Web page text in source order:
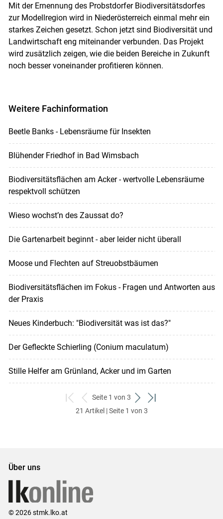
Mit der Ernennung des Probstdorfer Biodiversitätsdorfes
zur Modellregion wird in Niederösterreich einmal mehr ein
starkes Zeichen gesetzt. Schon jetzt sind Biodiversität und
Landwirtschaft eng miteinander verbunden. Das Projekt
wird zusätzlich zeigen, wie die beiden Bereiche in Zukunft
noch besser voneinander profitieren können.
Weitere Fachinformation
Beetle Banks - Lebensräume für Insekten
Blühender Friedhof in Bad Wimsbach
Biodiversitätsflächen am Acker - wertvolle Lebensräume
respektvoll schützen
Wieso wochst’n des Zaussat do?
Die Gartenarbeit beginnt - aber leider nicht überall
Moose und Flechten auf Streuobstbäumen
Biodiversitätsflächen im Fokus - Fragen und Antworten aus
der Praxis
Neues Kinderbuch: "Biodiversität was ist das?"
Der Gefleckte Schierling (Conium maculatum)
Stille Helfer am Grünland, Acker und im Garten
zum
ersten
zurück
zum
Seite 1 von 3
weiter
zum
zum
21 Artikel | Seite 1 von 3
Über uns
© 2026 stmk.lko.at